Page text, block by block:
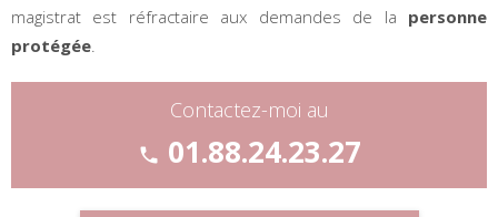
magistrat est réfractaire aux demandes de la personne
protégée.
Contactez-moi au
phone 01.88.24.23.27